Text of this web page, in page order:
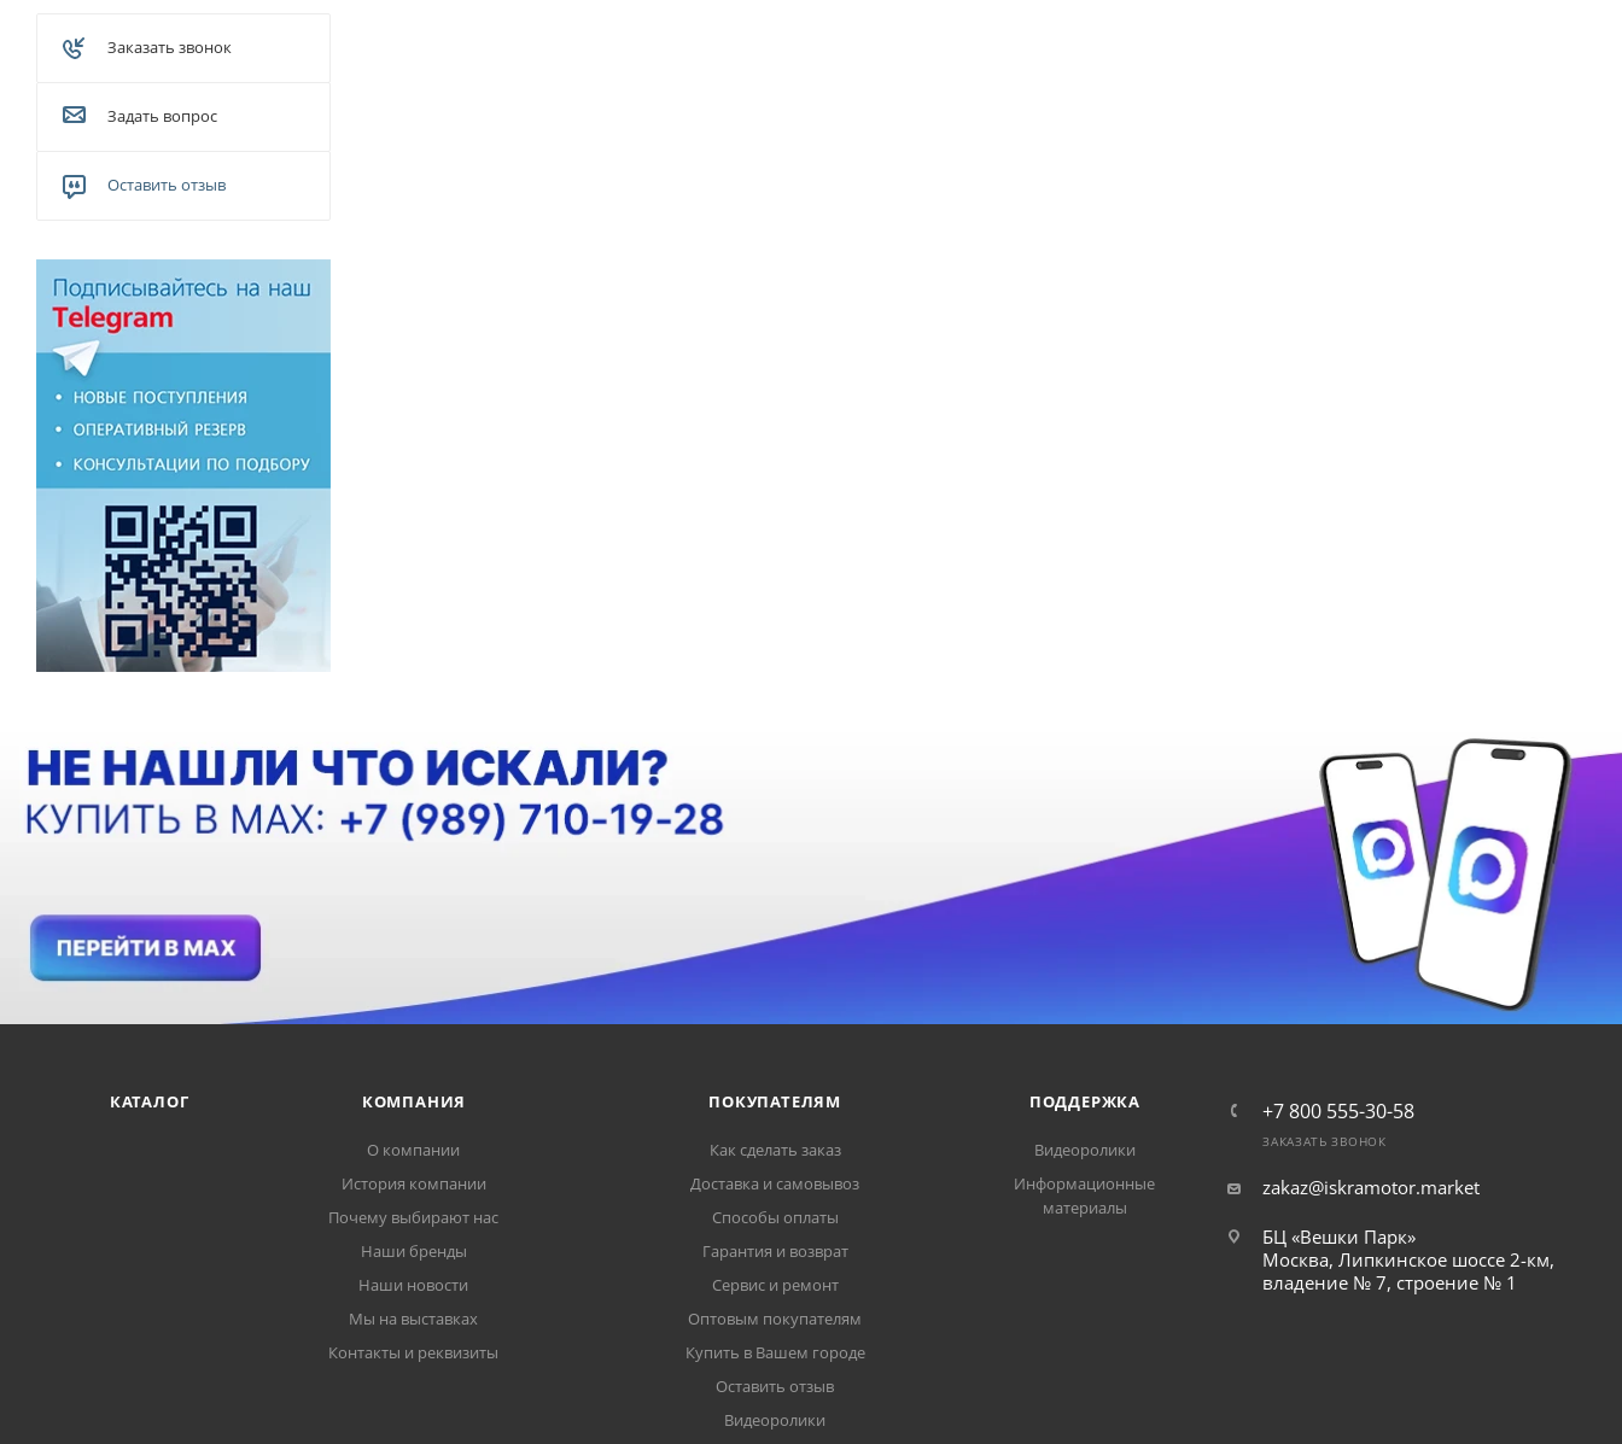
Заказать звонок
Задать вопрос
Оставить отзыв
КАТАЛОГ КОМПАНИЯ
О компании
История компании
Почему выбирают нас
Наши бренды
Наши новости
Мы на выставках
Контакты и реквизиты
ПОКУПАТЕЛЯМ
Как сделать заказ
Доставка и самовывоз
Способы оплаты
Гарантия и возврат
Сервис и ремонт
Оптовым покупателям
Купить в Вашем городе
Оставить отзыв
Видеоролики
ПОДДЕРЖКА
Видеоролики
Информационные
материалы
+7 800 555-30-58
ЗАКАЗАТЬ ЗВОНОК
zakaz@iskramotor.market
БЦ «Вешки Парк»
Москва, Липкинское шоссе 2-км,
владение № 7, строение № 1